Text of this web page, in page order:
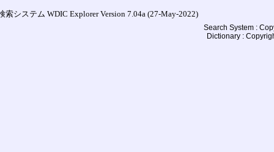
索システム WDIC Explorer Version 7.04a (27-May-2022)
Search System :
Dictionary :